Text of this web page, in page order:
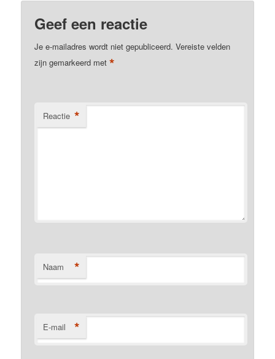
Geef een reactie
Je e-mailadres wordt niet gepubliceerd. Vereiste velden
zijn gemarkeerd met*
Reactie *
Naam *
E-mail *